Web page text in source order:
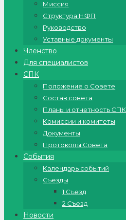
Миссия
Структура НФП
Руководство
Уставные документы
Членство
Для специалистов
СПК
Положение о Совете
Состав совета
Планы и отчетность СПК
Комиссии и комитеты
Документы
Протоколы Совета
События
Календарь событий
Съезды
1 Съезд
2 Съезд
Новости